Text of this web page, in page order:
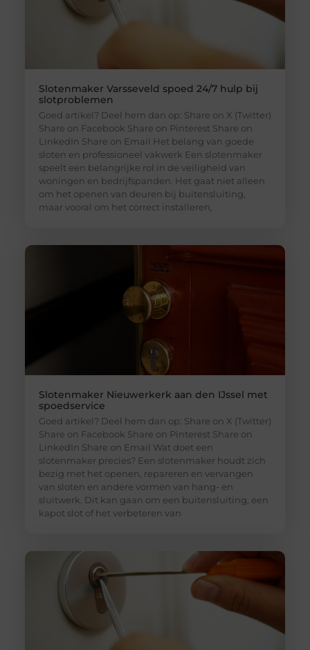
Slotenmaker Varsseveld spoed 24/7 hulp bij
slotproblemen
Goed artikel? Deel hem dan op: Share on X (Twitter)
Share on Facebook Share on Pinterest Share on
LinkedIn Share on Email Het belang van goede
sloten en professioneel vakwerk Een slotenmaker
speelt een belangrijke rol in de veiligheid van
woningen en bedrijfspanden. Het gaat niet alleen
om het openen van deuren bij buitensluiting,
maar vooral om het correct installeren,
Slotenmaker Nieuwerkerk aan den IJssel met
spoedservice
Goed artikel? Deel hem dan op: Share on X (Twitter)
Share on Facebook Share on Pinterest Share on
LinkedIn Share on Email Wat doet een
slotenmaker precies? Een slotenmaker houdt zich
bezig met het openen, repareren en vervangen
van sloten en andere vormen van hang- en
sluitwerk. Dit kan gaan om een buitensluiting, een
kapot slot of het verbeteren van